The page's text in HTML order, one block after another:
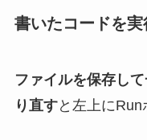
書いたコードを実
ファイルを保存し
り直すと左上にRun